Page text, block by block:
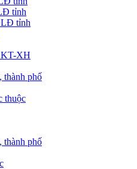
tỉnh
tỉnh
KT-XH
phố
thuộc
phố